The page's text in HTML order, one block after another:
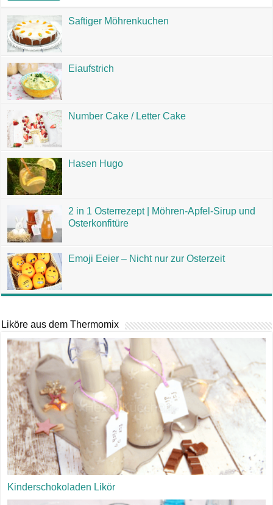
Saftiger Möhrenkuchen
Eiaufstrich
Number Cake / Letter Cake
Hasen Hugo
2 in 1 Osterrezept | Möhren-Apfel-Sirup und
Osterkonfitüre
Emoji Eeier – Nicht nur zur Osterzeit
Liköre aus dem Thermomix
Kinderschokoladen Likör